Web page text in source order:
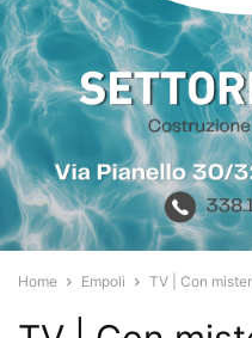
Home Empoli TV | Con